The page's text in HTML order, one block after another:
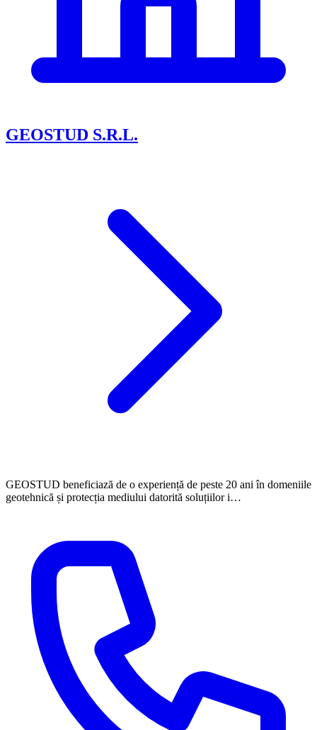
GEOSTUD S.R.L.
GEOSTUD beneficiază de o experiență de peste 20 ani în domeniile
geotehnică și protecția mediului datorită soluțiilor i…